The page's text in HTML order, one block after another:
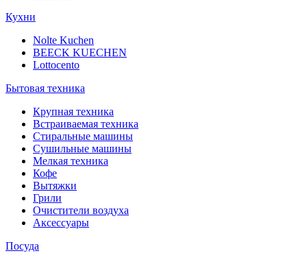
Кухни
Nolte Kuchen
BEECK KUECHEN
Lottocento
Бытовая техника
Крупная техника
Встраиваемая техника
Стиральные машины
Сушильные машины
Мелкая техника
Кофе
Вытяжки
Грили
Очистители воздуха
Аксессуары
Посуда